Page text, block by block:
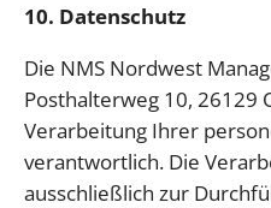
10. Datenschutz
Die NMS Nordwest
Posthalterweg 10, 26129
Verarbeitung Ihrer
verantwortlich. Die
ausschließlich zur